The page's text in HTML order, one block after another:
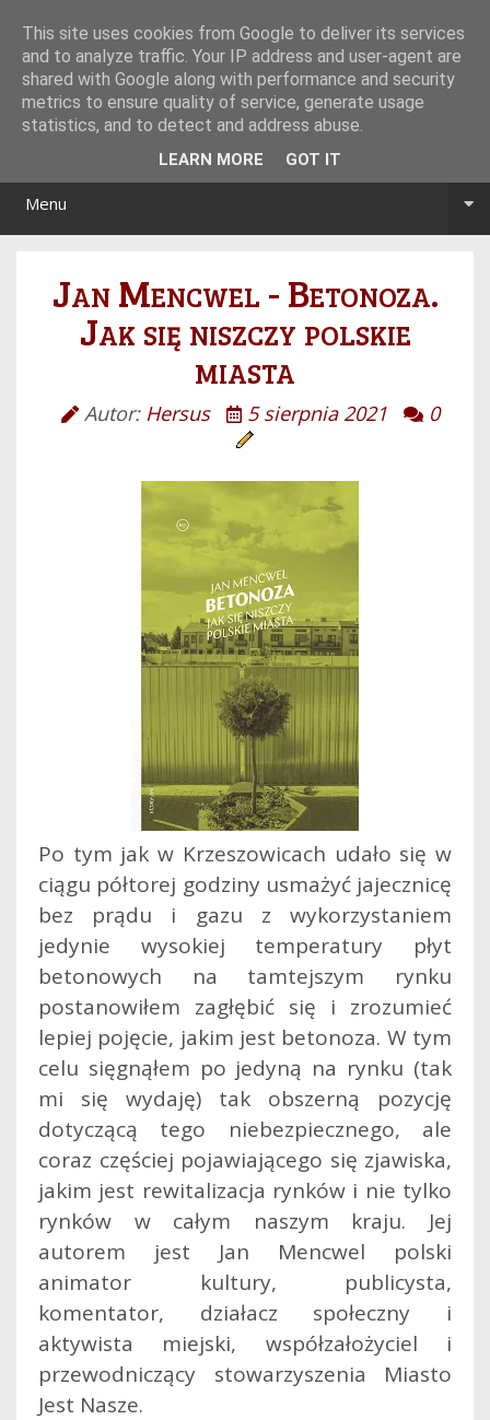
Menu
Jan Mencwel - Betonoza.
Jak się niszczy polskie
miasta
Autor: Hersus 5 sierpnia 2021 0
Po tym jak w Krzeszowicach udało się w
ciągu półtorej godziny usmażyć jajecznicę
bez prądu i gazu z wykorzystaniem
jedynie wysokiej temperatury płyt
betonowych na tamtejszym rynku
postanowiłem zagłębić się i zrozumieć
lepiej pojęcie, jakim jest betonoza. W tym
celu sięgnąłem po jedyną na rynku (tak
mi się wydaję) tak obszerną pozycję
dotyczącą tego niebezpiecznego, ale
coraz częściej pojawiającego się zjawiska,
jakim jest rewitalizacja rynków i nie tylko
rynków w całym naszym kraju. Jej
autorem jest Jan Mencwel polski
animator kultury, publicysta,
komentator, działacz społeczny i
aktywista miejski, współzałożyciel i
przewodniczący stowarzyszenia Miasto
Jest Nasze.
This site uses cookies from Google to deliver its services
and to analyze traffic. Your IP address and user-agent are
shared with Google along with performance and security
metrics to ensure quality of service, generate usage
statistics, and to detect and address abuse.
LEARN MORE GOT IT